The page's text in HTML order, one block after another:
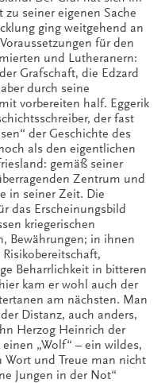
seiner eigenen Sache
ging weitgehend an
für den
und Lutheranern:
Grafschaft, die Edzard
durch seine
vorbereiten half. Eggerik
der fast
der Geschichte des
als den eigentlichen
gemäß seiner
Zentrum und
in seiner Zeit. Die
das Erscheinungsbild
kriegerischen
Bewährungen; in ihnen
Beharrlichkeit in bitteren
kam er wohl auch der
am nächsten. Man
Distanz, auch anders,
Herzog Heinrich der
„Wolf“ – ein wildes,
Wort und Treue man nicht
Jungen in der Not“